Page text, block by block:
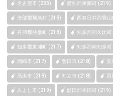
名古屋市 (233) 愛知郡東郷町 (219)
海部郡飛鳥村 (218) 西春日井郡豊
丹羽郡扶桑町 (218) 知多郡阿久比
知多郡東浦町 (217) 知多郡南知多
岡崎市 (217) 豊田市 (218) 安
高浜市 (218) 知立市 (218) 西
みよし市 (219) 額田郡幸田町 (219)